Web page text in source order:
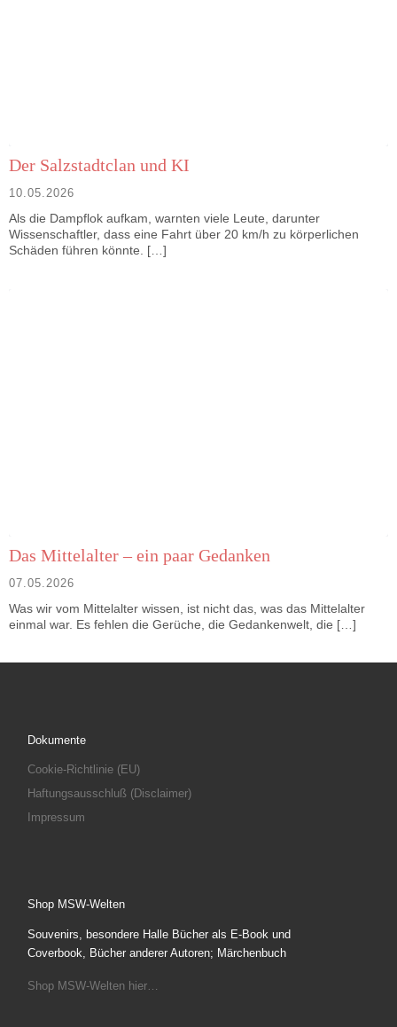
Der Salzstadtclan und KI
10.05.2026
Als die Dampflok aufkam, warnten viele Leute, darunter
Wissenschaftler, dass eine Fahrt über 20 km/h zu körperlichen
Schäden führen könnte. […]
Das Mittelalter – ein paar Gedanken
07.05.2026
Was wir vom Mittelalter wissen, ist nicht das, was das Mittelalter
einmal war. Es fehlen die Gerüche, die Gedankenwelt, die […]
Dokumente
Cookie-Richtlinie (EU)
Haftungsausschluß (Disclaimer)
Impressum
Shop MSW-Welten
Souvenirs, besondere Halle Bücher als E-Book und
Coverbook, Bücher anderer Autoren; Märchenbuch
Shop MSW-Welten hier…